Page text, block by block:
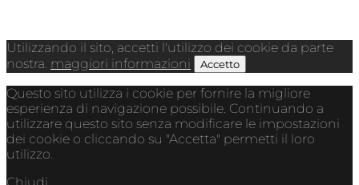
Utilizzando il sito, accetti l'utilizzo dei cookie da parte
nostra. maggiori informazioni Accetto
Questo sito utilizza i cookie per fornire la migliore
esperienza di navigazione possibile. Continuando a
utilizzare questo sito senza modificare le impostazioni
dei cookie o cliccando su "Accetta" permetti il loro
utilizzo.